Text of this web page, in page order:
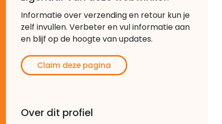
Informatie over verzending en retour kun je
zelf invullen. Verbeter en vul informatie aan
en blijf op de hoogte van updates.
Claim deze pagina
Over dit profiel